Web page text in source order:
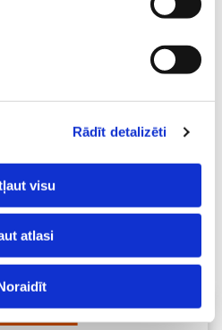
Rādīt detalizēti
visu
atlasi
skola